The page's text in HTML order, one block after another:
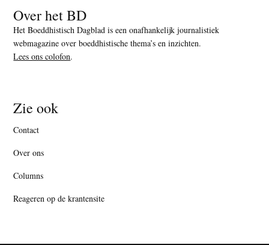
Over het BD
Het Boeddhistisch Dagblad is een onafhankelijk journalistiek
webmagazine over boeddhistische thema’s en inzichten.
Lees ons colofon.
Zie ook
Contact
Over ons
Columns
Reageren op de krantensite